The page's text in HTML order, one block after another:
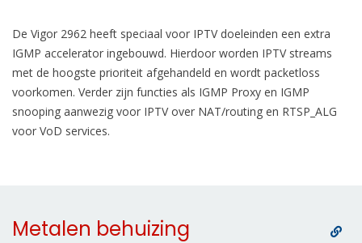
De Vigor 2962 heeft speciaal voor IPTV doeleinden een extra
IGMP accelerator ingebouwd. Hierdoor worden IPTV streams
met de hoogste prioriteit afgehandeld en wordt packetloss
voorkomen. Verder zijn functies als IGMP Proxy en IGMP
snooping aanwezig voor IPTV over NAT/routing en RTSP_ALG
voor VoD services.
Metalen behuizing